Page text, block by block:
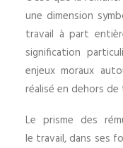
une dimension
travail à part
signification
enjeux moraux
réalisé en dehors
Le prisme des
le travail, dans ses